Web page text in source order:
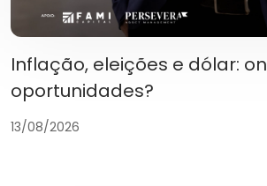
Inflação, eleições e dólar:
oportunidades?
13/08/2026